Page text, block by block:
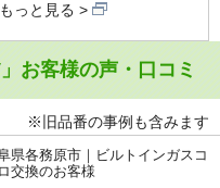
っと見る
お客様の声・口コミ
※旧品番の事例も含みます
県各務原市｜ビルトインガスコ
交換のお客様